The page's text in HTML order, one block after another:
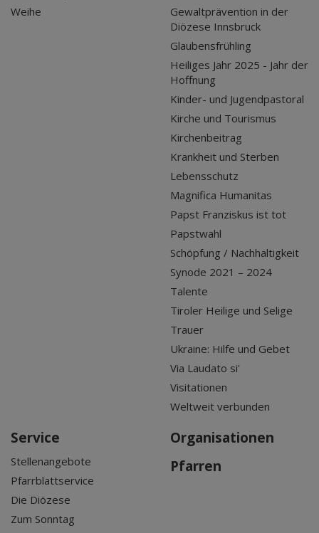
Weihe
Gewaltprävention in der
Diözese Innsbruck
Glaubensfrühling
Heiliges Jahr 2025 - Jahr der
Hoffnung
Kinder- und Jugendpastoral
Kirche und Tourismus
Kirchenbeitrag
Krankheit und Sterben
Lebensschutz
Magnifica Humanitas
Papst Franziskus ist tot
Papstwahl
Schöpfung / Nachhaltigkeit
Synode 2021 – 2024
Talente
Tiroler Heilige und Selige
Trauer
Ukraine: Hilfe und Gebet
Via Laudato si'
Visitationen
Weltweit verbunden
Service
Stellenangebote
Pfarrblattservice
Die Diözese
Zum Sonntag
Organisationen
Pfarren